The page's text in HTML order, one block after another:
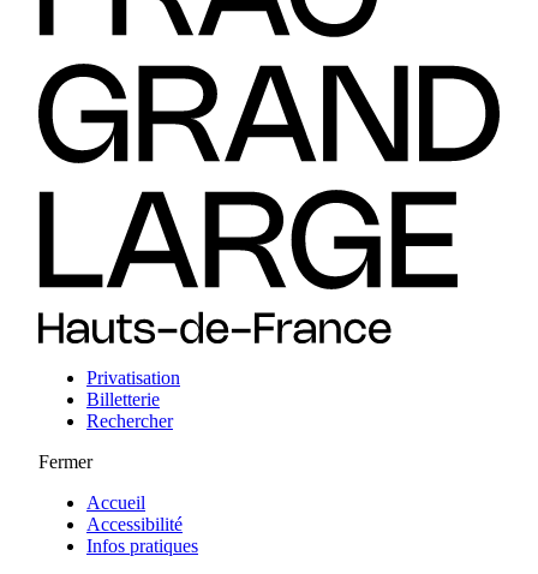
Privatisation
Billetterie
Rechercher
Fermer
Accueil
Accessibilité
Infos pratiques